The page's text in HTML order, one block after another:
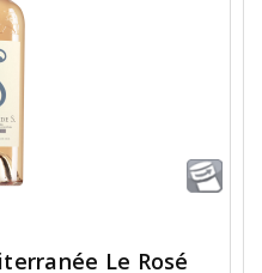
Le Rosé